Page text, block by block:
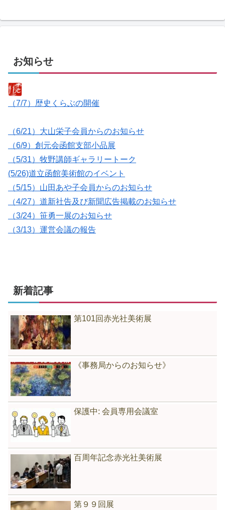
お知らせ
（7/7）歴史くらぶの開催
（6/21）大山栄子会員からのお知らせ
（6/9）創元会函館支部小品展
（5/31）牧野講師ギャラリートーク
(5/26)道立函館美術館のイベント
（5/15）山田あや子会員からのお知らせ
（4/27）道新社告及び新聞広告掲載のお知らせ
（3/24）笹勇一展のお知らせ
（3/13）運営会議の報告
新着記事
第101回赤光社美術展
《事務局からのお知らせ》
保護中: 会員専用会議室
百周年記念赤光社美術展
第９９回展